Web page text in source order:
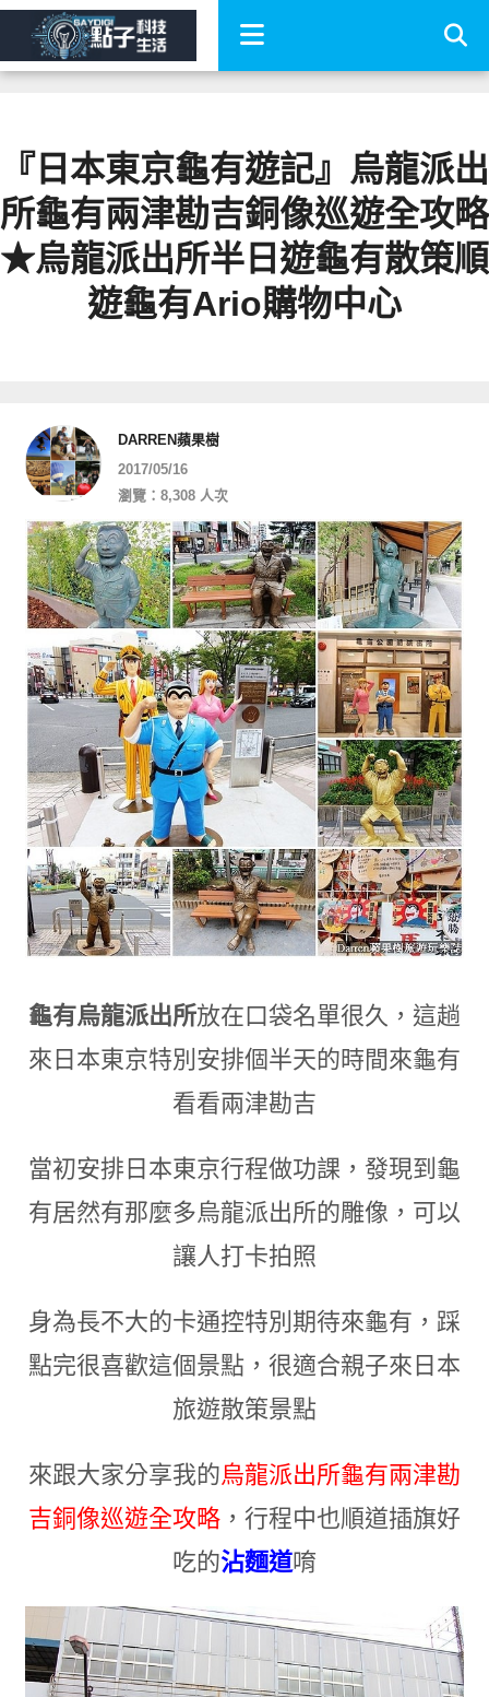
『日本東京龜有遊記』烏龍派出
所龜有兩津勘吉銅像巡遊全攻略
★烏龍派出所半日遊龜有散策順
遊龜有Ario購物中心
DARREN蘋果樹
2017/05/16
瀏覽：8,308 人次
龜有烏龍派出所放在口袋名單很久 ， 這趟
來日本東京特別安排個半天的時間來龜有
看看兩津勘吉
當初安排日本東京行程做功課 ， 發現到龜
有居然有那麼多烏龍派出所的雕像 ， 可以
讓人打卡拍照
身為長不大的卡通控特別期待來龜有 ， 踩
點完很喜歡這個景點，很適合親子來日本
旅遊散策景點
來跟大家分享我的烏龍派出所龜有兩津勘
吉銅像巡遊全攻略，行程中也順道插旗好
吃的沾麵道唷